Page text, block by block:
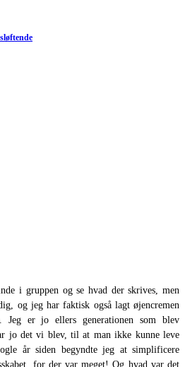
i gruppen og se hvad der skrives, men
og jeg har faktisk også lagt øjencremen
Jeg er jo ellers generationen som blev
jo det vi blev, til at man ikke kunne leve
år siden begyndte jeg at simplificere
for der var meget! Og hvad var det